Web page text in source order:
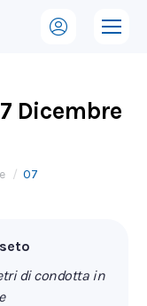
7 Dicembre
07
di condotta in